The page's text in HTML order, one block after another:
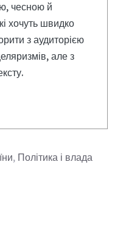
чесною й
хочуть швидко
з аудиторією
але з
, Політика і влада